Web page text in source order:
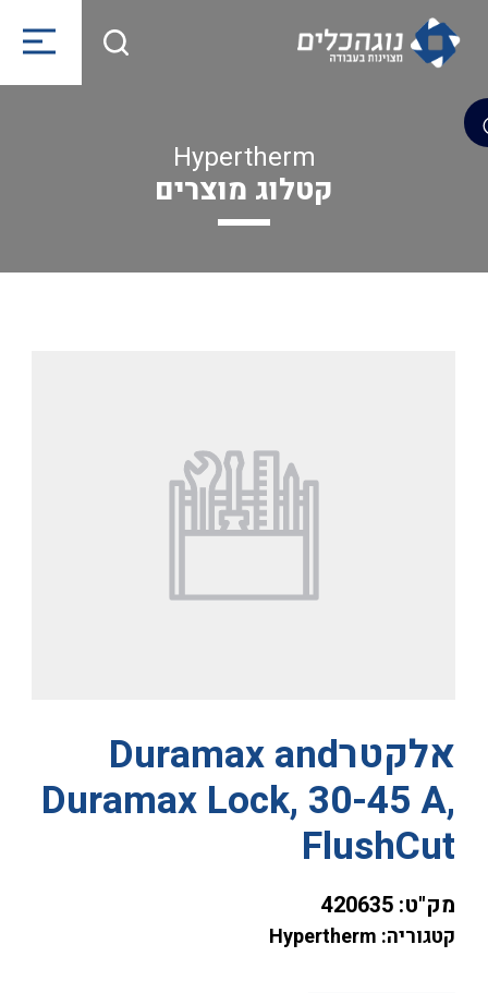
Hypertherm
קטלוג מוצרים
אלקטרDuramax and
Duramax Lock, 30-45 A,
FlushCut
מק"ט: 420635
קטגוריה: Hypertherm